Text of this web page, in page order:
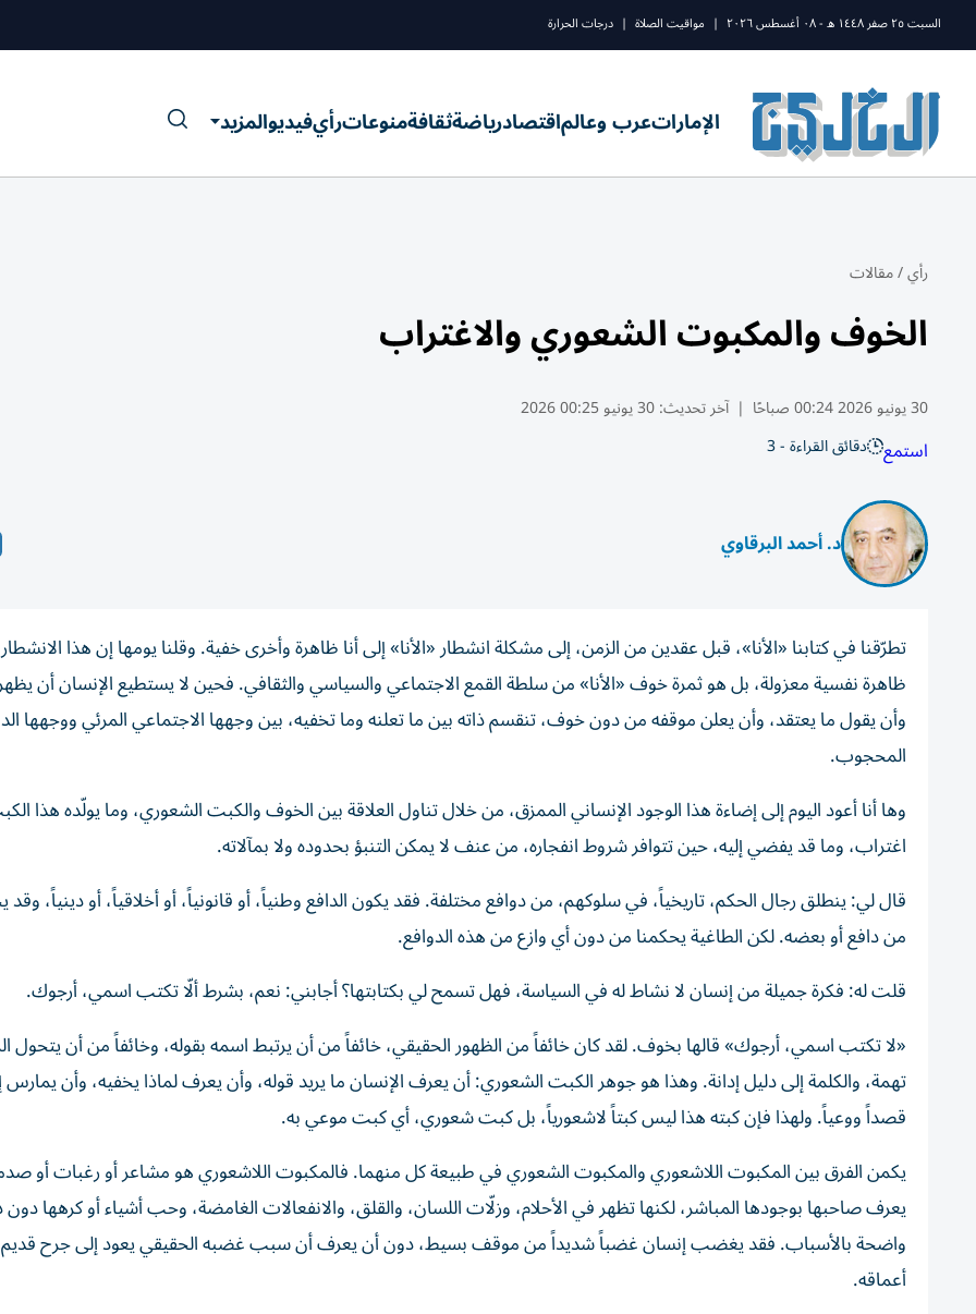
السبت ٢٥ صفر ١٤٤٨ ه - ٠٨ أغسطس ٢٠٢٦ | مواقيت الصلاة | درجات الحرارة
الإماراتعرب وعالماقتصادرياضةثقافةمنوعاترأيفيديوالمزيد
رأي/مقالات
الخوف والمكبوت الشعوري والاغتراب
30 يونيو 2026 00:24 صباحًا | آخر تحديث:30 يونيو 00:25 2026
استمع دقائق القراءة - 3
د. أحمد البرقاوي
تطرّقنا في كتابنا «الأنا»، قبل عقدين من الزمن، إلى مشكلة انشطار «الأنا» إلى أنا ظاهرة وأخرى خفية. وقلنا يومها إن هذا
ظاهرة نفسية معزولة، بل هو ثمرة خوف «الأنا» من سلطة القمع الاجتماعي والسياسي والثقافي. فحين لا يستطيع الإنسان أن
وأن يقول ما يعتقد، وأن يعلن موقفه من دون خوف، تنقسم ذاته بين ما تعلنه وما تخفيه، بين وجهها الاجتماعي المرئي ووجهها
المحجوب.
وها أنا أعود اليوم إلى إضاءة هذا الوجود الإنساني الممزق، من خلال تناول العلاقة بين الخوف والكبت الشعوري، وما يولّده هذا
اغتراب، وما قد يفضي إليه، حين تتوافر شروط انفجاره، من عنف لا يمكن التنبؤ بحدوده ولا بمآلاته.
قال لي: ينطلق رجال الحكم، تاريخياً، في سلوكهم، من دوافع مختلفة. فقد يكون الدافع وطنياً، أو قانونياً، أو أخلاقياً، أو دينياً، وقد
من دافع أو بعضه. لكن الطاغية يحكمنا من دون أي وازع من هذه الدوافع.
قلت له: فكرة جميلة من إنسان لا نشاط له في السياسة، فهل تسمح لي بكتابتها؟ أجابني: نعم، بشرط ألّا تكتب اسمي، أرجوك.
«لا تكتب اسمي، أرجوك» قالها بخوف. لقد كان خائفاً من الظهور الحقيقي، خائفاً من أن يرتبط اسمه بقوله، وخائفاً من أن يتحول
تهمة، والكلمة إلى دليل إدانة. وهذا هو جوهر الكبت الشعوري: أن يعرف الإنسان ما يريد قوله، وأن يعرف لماذا يخفيه، وأن يمارس
قصداً ووعياً. ولهذا فإن كبته هذا ليس كبتاً لاشعورياً، بل كبت شعوري، أي كبت موعي به.
يكمن الفرق بين المكبوت اللاشعوري والمكبوت الشعوري في طبيعة كل منهما. فالمكبوت اللاشعوري هو مشاعر أو رغبات أو
يعرف صاحبها بوجودها المباشر، لكنها تظهر في الأحلام، وزلّات اللسان، والقلق، والانفعالات الغامضة، وحب أشياء أو كرهها دون
واضحة بالأسباب. فقد يغضب إنسان غضباً شديداً من موقف بسيط، دون أن يعرف أن سبب غضبه الحقيقي يعود إلى جرح
أعماقه.